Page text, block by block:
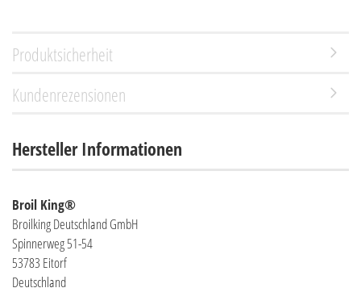
Produktsicherheit
Kundenrezensionen
Hersteller Informationen
Broil King®
Broilking Deutschland GmbH
Spinnerweg 51-54
53783 Eitorf
Deutschland